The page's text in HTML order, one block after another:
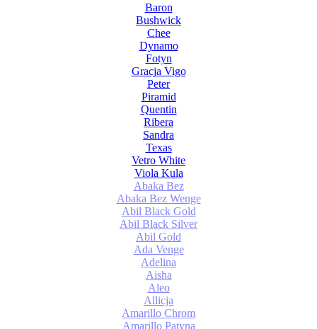
Baron
Bushwick
Chee
Dynamo
Fotyn
Gracja Vigo
Peter
Piramid
Quentin
Ribera
Sandra
Texas
Vetro White
Viola Kula
Abaka Bez
Abaka Bez Wenge
Abil Black Gold
Abil Black Silver
Abil Gold
Ada Venge
Adelina
Aisha
Aleo
Allicja
Amarillo Chrom
Amarillo Patyna